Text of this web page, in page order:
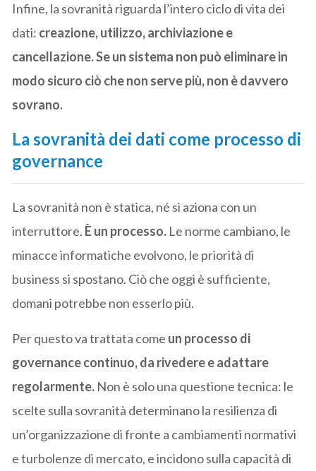
Infine, la sovranità riguarda l’intero ciclo di vita dei
dati: creazione, utilizzo, archiviazione e
cancellazione. Se un sistema non può eliminare in
modo sicuro ciò che non serve più, non è davvero
sovrano.
La sovranità dei dati come processo di
governance
La sovranità non è statica, né si aziona con un
interruttore. È un processo. Le norme cambiano, le
minacce informatiche evolvono, le priorità di
business si spostano. Ciò che oggi è sufficiente,
domani potrebbe non esserlo più.
Per questo va trattata come un processo di
governance continuo, da rivedere e adattare
regolarmente. Non è solo una questione tecnica: le
scelte sulla sovranità determinano la resilienza di
un’organizzazione di fronte a cambiamenti normativi
e turbolenze di mercato, e incidono sulla capacità di